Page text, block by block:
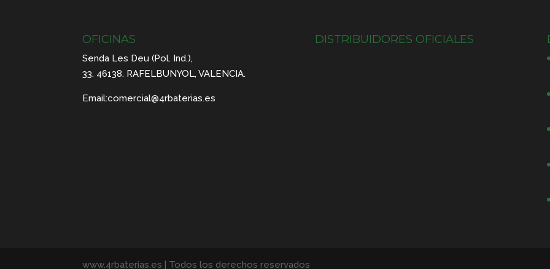
OFICINAS
Senda Les Deu (Pol. Ind.),
33. 46138. RAFELBUNYOL, VALENCIA.
Email:comercial@4rbaterias.es
DISTRIBUIDORES OFICIALES
www.4rbaterias.es | Todos los derechos reservados